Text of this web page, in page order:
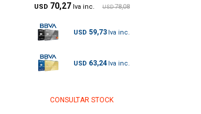
USD 70,27 USD 78,08
USD 59,73
USD 63,24
CONSULTAR STOCK